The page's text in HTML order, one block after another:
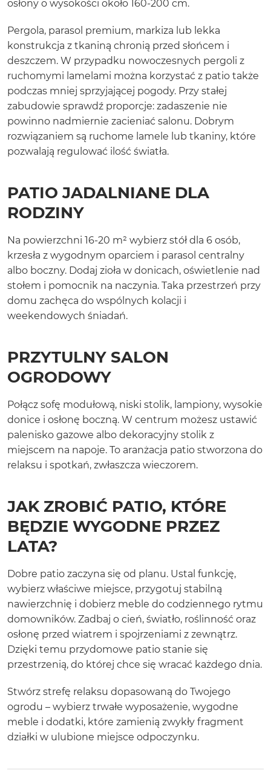
osłony o wysokości około 160-200 cm.
Pergola, parasol premium, markiza lub lekka
konstrukcja z tkaniną chronią przed słońcem i
deszczem. W przypadku nowoczesnych pergoli z
ruchomymi lamelami można korzystać z patio także
podczas mniej sprzyjającej pogody. Przy stałej
zabudowie sprawdź proporcje: zadaszenie nie
powinno nadmiernie zacieniać salonu. Dobrym
rozwiązaniem są ruchome lamele lub tkaniny, które
pozwalają regulować ilość światła.
PATIO JADALNIANE DLA
RODZINY
Na powierzchni 16-20 m² wybierz stół dla 6 osób,
krzesła z wygodnym oparciem i parasol centralny
albo boczny. Dodaj zioła w donicach, oświetlenie nad
stołem i pomocnik na naczynia. Taka przestrzeń przy
domu zachęca do wspólnych kolacji i
weekendowych śniadań.
PRZYTULNY SALON
OGRODOWY
Połącz sofę modułową, niski stolik, lampiony, wysokie
donice i osłonę boczną. W centrum możesz ustawić
palenisko gazowe albo dekoracyjny stolik z
miejscem na napoje. To aranżacja patio stworzona do
relaksu i spotkań, zwłaszcza wieczorem.
JAK ZROBIĆ PATIO, KTÓRE
BĘDZIE WYGODNE PRZEZ
LATA?
Dobre patio zaczyna się od planu. Ustal funkcję,
wybierz właściwe miejsce, przygotuj stabilną
nawierzchnię i dobierz meble do codziennego rytmu
domowników. Zadbaj o cień, światło, roślinność oraz
osłonę przed wiatrem i spojrzeniami z zewnątrz.
Dzięki temu przydomowe patio stanie się
przestrzenią, do której chce się wracać każdego dnia.
Stwórz strefę relaksu dopasowaną do Twojego
ogrodu – wybierz trwałe wyposażenie, wygodne
meble i dodatki, które zamienią zwykły fragment
działki w ulubione miejsce odpoczynku.